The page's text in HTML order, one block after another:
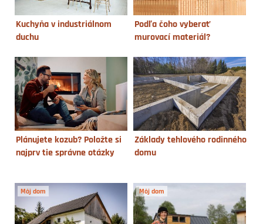
Kuchyňa v industriálnom
duchu
Podľa čoho vyberať
murovací materiál?
Plánujete kozub? Položte si
najprv tie správne otázky
Základy tehlového rodinného
domu
Môj dom Môj dom